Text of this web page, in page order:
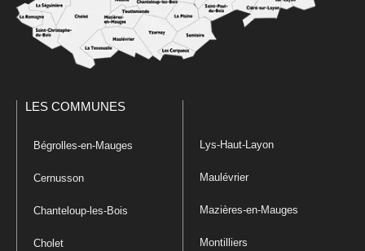
LES COMMUNES
Bégrolles-en-Mauges
Cernusson
Chanteloup-les-Bois
Cholet
Lys-Haut-Layon
Maulévrier
Mazières-en-Mauges
Montilliers